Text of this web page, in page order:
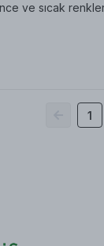
ve sıcak
1